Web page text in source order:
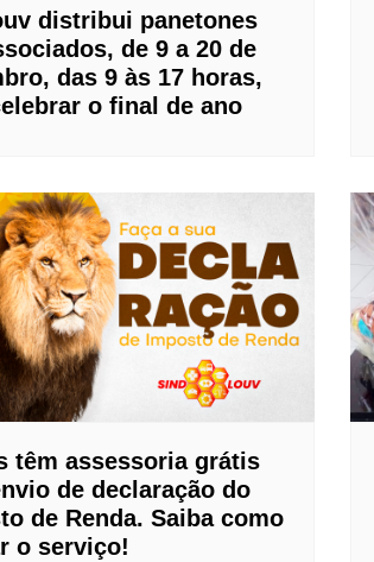
distribui panetones
de 9 a 20 de
das 9 às 17 horas,
o final de ano
têm assessoria grátis
de declaração do
de Renda. Saiba como
o serviço!